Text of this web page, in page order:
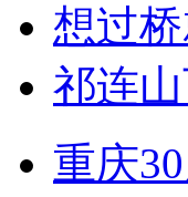
想过
祁连
重庆